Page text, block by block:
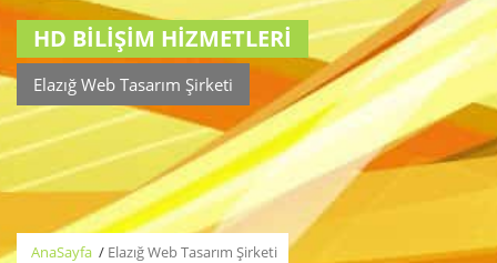
HD BİLİŞİM HİZMETLERİ
Elazığ Web Tasarım Şirketi
AnaSayfa / Elazığ Web Tasarım Şirketi